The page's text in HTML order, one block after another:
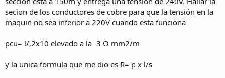
secion de los conductores de cobre para que la tensión en la
maquin no sea inferior a 220V cuando esta funciona
ρcu= !/,2x10 elevado a la -3 Ω mm2/m
y la unica formula que me dio es R= ρ x l/s